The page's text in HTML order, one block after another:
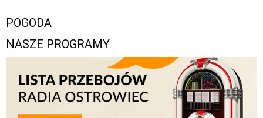
POGODA
NASZE PROGRAMY